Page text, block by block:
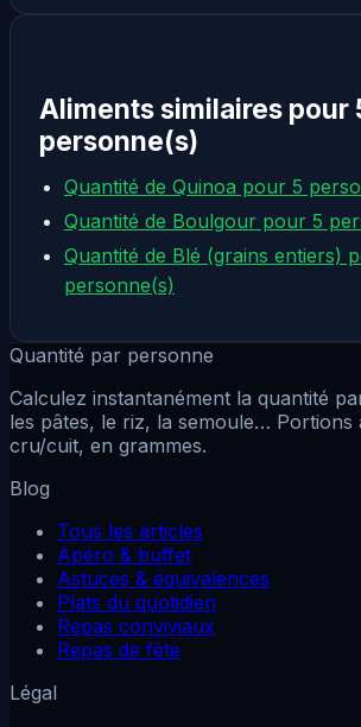
Aliments similaires pour
personne(s)
Quantité de Quinoa pour 5
Quantité de Boulgour pour 5
Quantité de Blé (grains entiers)
personne(s)
Quantité par personne
Calculez instantanément la quantité
les pâtes, le riz, la semoule… Portions
cru/cuit, en grammes.
Blog
Tous les articles
Apéro & buffet
Astuces & équivalences
Plats du quotidien
Repas conviviaux
Repas de fête
Légal